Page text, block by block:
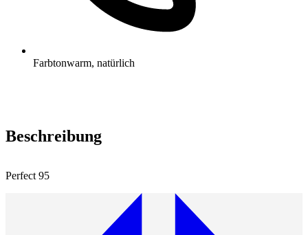
Farbtonwarm, natürlich
Beschreibung
Perfect 95